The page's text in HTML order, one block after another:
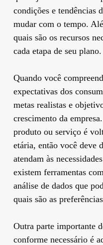
condições e tendências
mudar com o tempo.
quais são os recursos
cada etapa de seu plano.
Quando você
expectativas dos
metas realistas e
crescimento da
produto ou serviço é
etária, então você deve
atendam às
existem ferramentas
análise de dados que
quais são as
Outra parte importante
conforme necessário é